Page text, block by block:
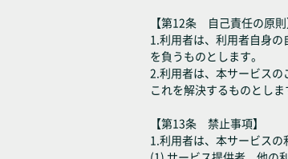
【第12条 自己責任の原則
1.利用者は、利用者自身
を負うものとします。
2.利用者は、本サービス
これを解決するものとしま
【第13条 禁止事項】
1.利用者は、本サービスの